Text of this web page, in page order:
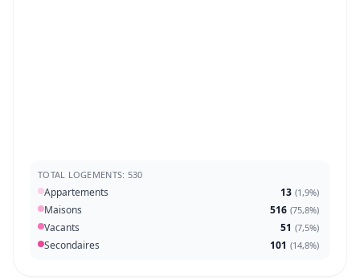
TOTAL LOGEMENTS: 530
Appartements 13 (1,9%)
Maisons 516 (75,8%)
Vacants 51 (7,5%)
Secondaires 101 (14,8%)